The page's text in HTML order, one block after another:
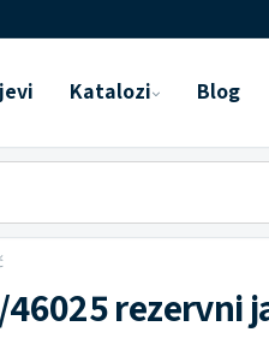
Katalozi Blog
rezervni